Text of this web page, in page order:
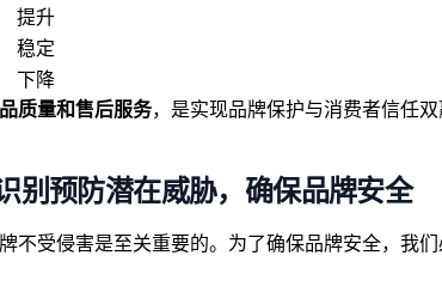
提升
稳定
下降
质量和售后服务，是实现品牌保护与消费者信任双
别预防潜在威胁，确保品牌安全
不受侵害是至关重要的。为了确保品牌安全，我